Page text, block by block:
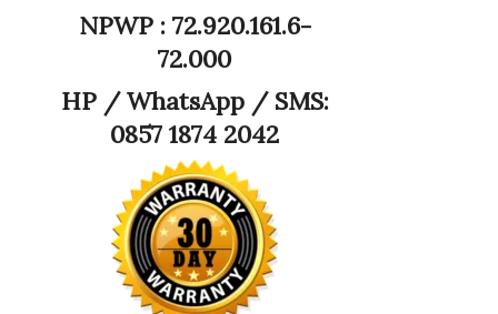
NPWP : 72.920.161.6-
72.000
HP /WhatsApp / SMS:
0857 1874 2042